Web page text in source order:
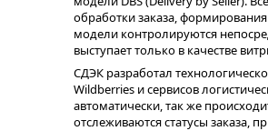
решения этих задач. Неполные
ошибкам и низкой
технологий. При правильном
стать драйвером роста
перспективе.
обработки заказа,
модели контролируются
выступает только в качестве
СДЭК разработал
Wildberries и сервисов
автоматически, так же
отслеживаются статусы заказа,